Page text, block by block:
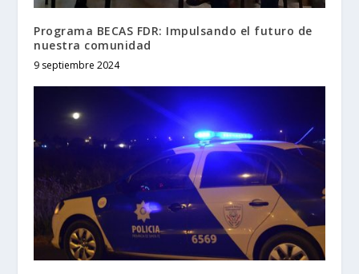
Programa BECAS FDR: Impulsando el futuro de
nuestra comunidad
9 septiembre 2024